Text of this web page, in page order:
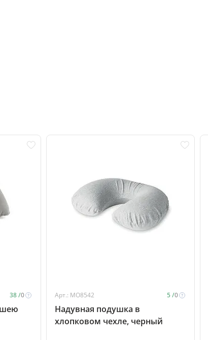
38 /0
шею
Арт.: MO8542 5 /0
Надувная подушка в
хлопковом чехле, черный